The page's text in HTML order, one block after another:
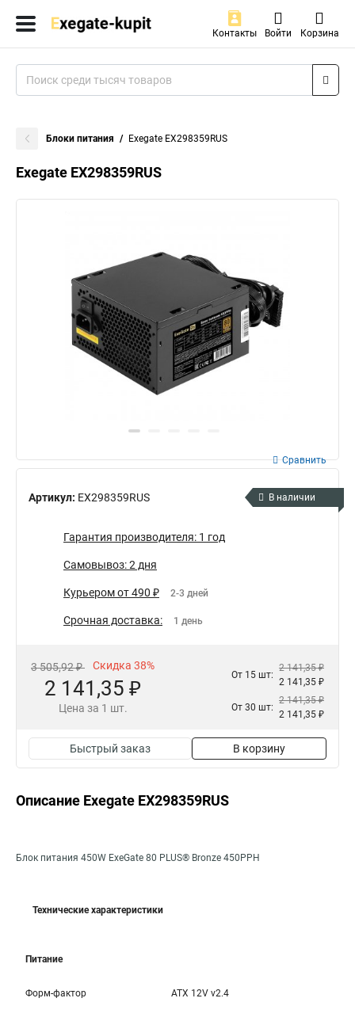
Контакты Войти Корзина
Блоки питания Exegate EX298359RUS
Exegate EX298359RUS
Артикул: EX298359RUS
Сравнить
В наличии
Гарантия производителя: 1 год
Самовывоз: 2 дня
Курьером от 490 ₽ 2-3 дней
Срочная доставка: 1 день
3 505,92 ₽ Скидка 38%
2 141,35 ₽
Цена за 1 шт.
От 15 шт:
2 141,35 ₽
2 141,35 ₽
От 30 шт:
2 141,35 ₽
2 141,35 ₽
Быстрый заказ В корзину
Описание Exegate EX298359RUS
Блок питания 450W ExeGate 80 PLUS® Bronze 450PPH
Технические характеристики
Питание
Форм-фактор ATX 12V v2.4